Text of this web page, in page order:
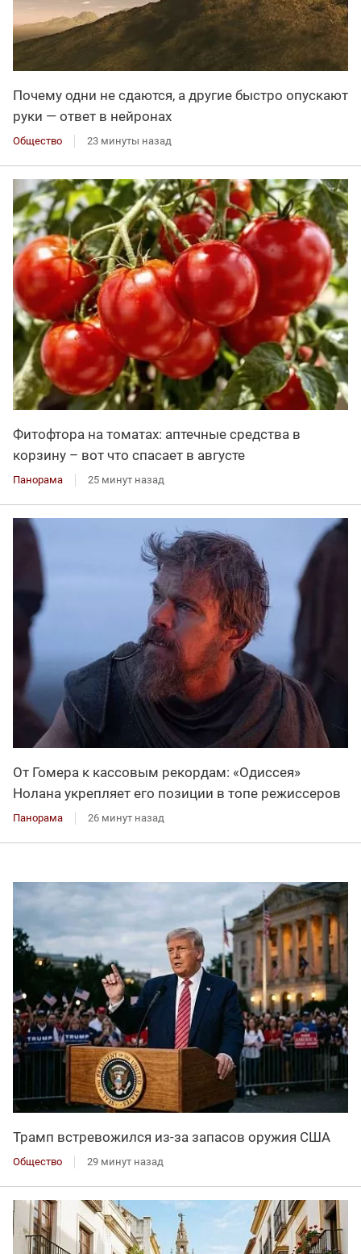
Почему одни не сдаются, а другие быстро опускают
руки — ответ в нейронах
Общество 23 минуты назад
Фитофтора на томатах: аптечные средства в
корзину – вот что спасает в августе
Панорама 25 минут назад
От Гомера к кассовым рекордам: «Одиссея»
Нолана укрепляет его позиции в топе режиссеров
Панорама 26 минут назад
Трамп встревожился из-за запасов оружия США
Общество 29 минут назад